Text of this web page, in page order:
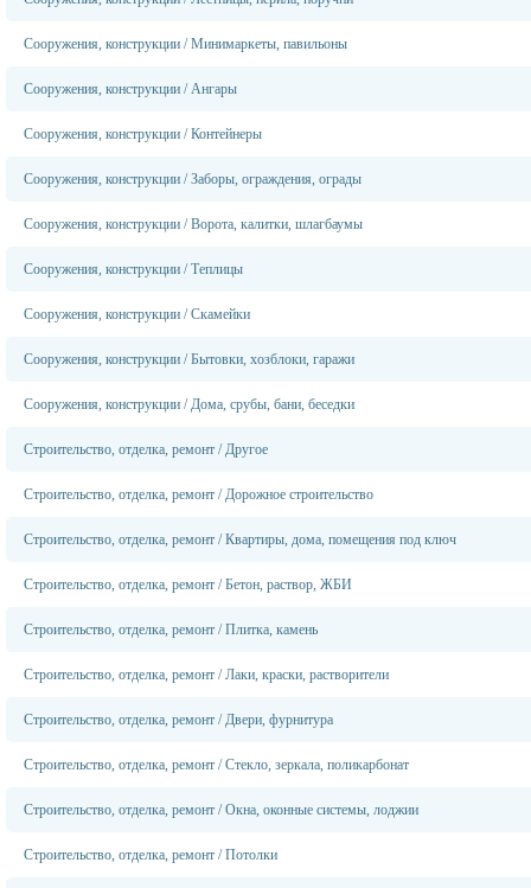
Сооружения, конструкции /Минимаркеты, павильоны
Сооружения, конструкции /Ангары
Сооружения, конструкции /Контейнеры
Сооружения, конструкции /Заборы, ограждения, ограды
Сооружения, конструкции /Ворота, калитки, шлагбаумы
Сооружения, конструкции /Теплицы
Сооружения, конструкции /Скамейки
Сооружения, конструкции /Бытовки, хозблоки, гаражи
Сооружения, конструкции /Дома, срубы, бани, беседки
Строительство, отделка, ремонт /Другое
Строительство, отделка, ремонт /Дорожное строительство
Строительство, отделка, ремонт /Квартиры, дома, помещения под ключ
Строительство, отделка, ремонт /Бетон, раствор, ЖБИ
Строительство, отделка, ремонт /Плитка, камень
Строительство, отделка, ремонт /Лаки, краски, растворители
Строительство, отделка, ремонт /Двери, фурнитура
Строительство, отделка, ремонт /Стекло, зеркала, поликарбонат
Строительство, отделка, ремонт /Окна, оконные системы, лоджии
Строительство, отделка, ремонт /Потолки